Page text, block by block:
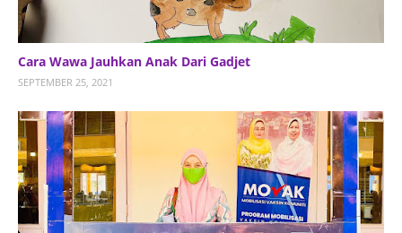
Cara Wawa Jauhkan Anak Dari Gadjet
SEPTEMBER 25, 2021